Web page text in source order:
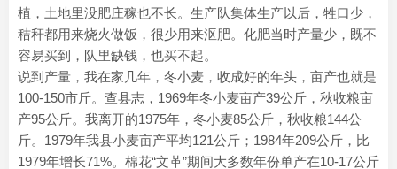
植，土地里没肥庄稼也不长。生产队集体生产以后，牲口少，
秸秆都用来烧火做饭，很少用来沤肥。化肥当时产量少，既不
容易买到，队里缺钱，也买不起。
说到产量，我在家几年，冬小麦，收成好的年头，亩产也就是
100-150市斤。查县志，1969年冬小麦亩产39公斤，秋收粮亩
产95公斤。我离开的1975年，冬小麦85公斤，秋收粮144公
斤。1979年我县小麦亩产平均121公斤；1984年209公斤，比
1979年增长71%。棉花“文革”期间大多数年份单产在10-17公斤